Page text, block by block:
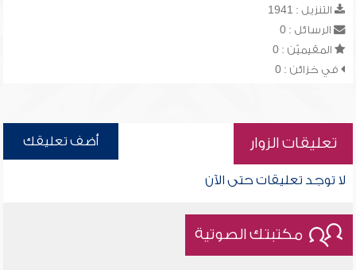
التنزيل : 1941
الرسائل : 0
المقيميّن : 0
في خزائن : 0
تعليقات الزوار أضف تعليقك
لا توجد تعليقات حتى الآن
مكتبتك الصوتية